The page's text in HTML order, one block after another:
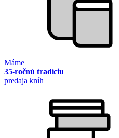
Máme
35-ročnú tradíciu
predaja kníh